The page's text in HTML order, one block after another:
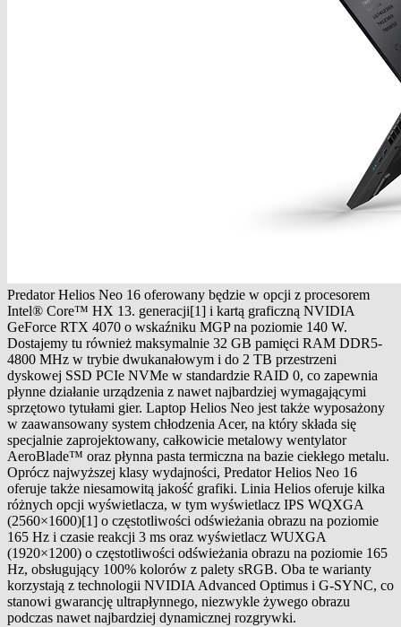
Predator Helios Neo 16 oferowany będzie w opcji z procesorem
Intel® Core™ HX 13. generacji[1] i kartą graficzną NVIDIA
GeForce RTX 4070 o wskaźniku MGP na poziomie 140 W.
Dostajemy tu również maksymalnie 32 GB pamięci RAM DDR5-
4800 MHz w trybie dwukanałowym i do 2 TB przestrzeni
dyskowej SSD PCIe NVMe w standardzie RAID 0, co zapewnia
płynne działanie urządzenia z nawet najbardziej wymagającymi
sprzętowo tytułami gier. Laptop Helios Neo jest także wyposażony
w zaawansowany system chłodzenia Acer, na który składa się
specjalnie zaprojektowany, całkowicie metalowy wentylator
AeroBlade™ oraz płynna pasta termiczna na bazie ciekłego metalu.
Oprócz najwyższej klasy wydajności, Predator Helios Neo 16
oferuje także niesamowitą jakość grafiki. Linia Helios oferuje kilka
różnych opcji wyświetlacza, w tym wyświetlacz IPS WQXGA
(2560×1600)[1] o częstotliwości odświeżania obrazu na poziomie
165 Hz i czasie reakcji 3 ms oraz wyświetlacz WUXGA
(1920×1200) o częstotliwości odświeżania obrazu na poziomie 165
Hz, obsługujący 100% kolorów z palety sRGB. Oba te warianty
korzystają z technologii NVIDIA Advanced Optimus i G-SYNC, co
stanowi gwarancję ultrapłynnego, niezwykle żywego obrazu
podczas nawet najbardziej dynamicznej rozgrywki.